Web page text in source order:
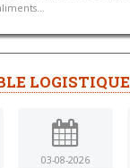
LOGISTIQUE
03-08-2026